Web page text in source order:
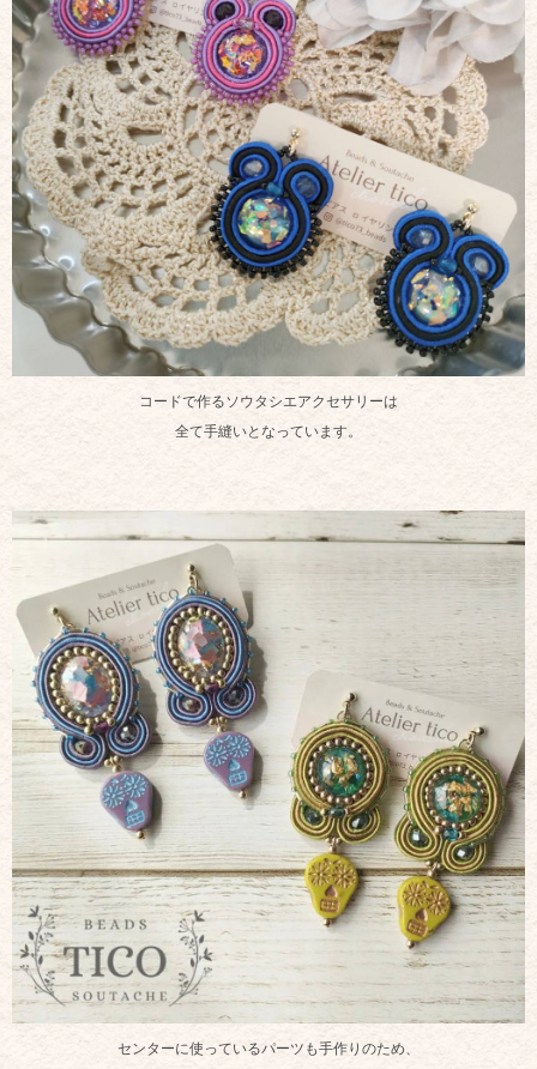
コードで作るソウタシエアクセサリーは
全て手縫いとなっています。
センターに使っているパーツも手作りのため、